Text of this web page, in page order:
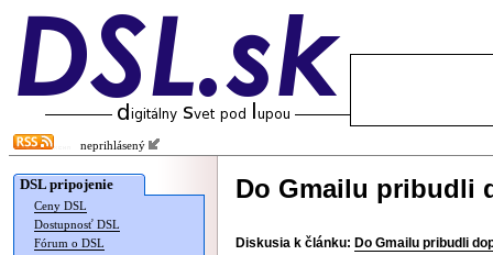
neprihlásený
DSL pripojenie
Ceny DSL
Dostupnosť DSL
Fórum o DSL
Do Gmailu pribudli
Diskusia k článku: Do Gmailu pribudli